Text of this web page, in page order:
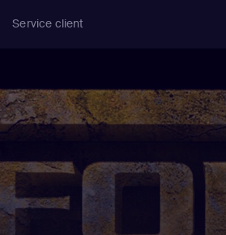
Service client